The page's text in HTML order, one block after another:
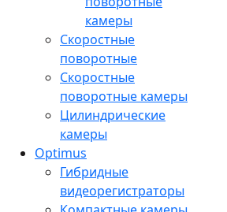
камеры
Скоростные
поворотные
Скоростные
поворотные камеры
Цилиндрические
камеры
Optimus
Гибридные
видеорегистраторы